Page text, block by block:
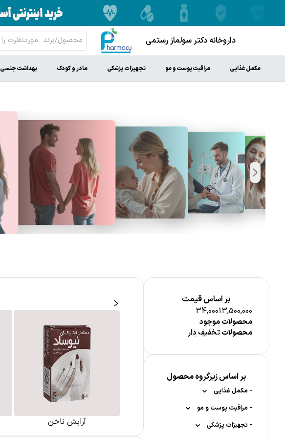
داروخانه دکتر سولماز رستمی
مکمل غذایی مراقبت پوست و مو تجهیزات پزشکی مادر و کودک بهداشت جنسی
بر اساس قیمت
34,00013,500,000
قیمت (ریال)
محصولات موجود
محصولات تخفیف دار
بر اساس زیرگروه محصول
- مکمل غذایی
-مواد معدنی
-کلسیم
-مکمل کودکان
- مراقبت پوست و مو
-مراقبت پوست صورت
- تجهیزات پزشکی
صورت
آرایش ناخن